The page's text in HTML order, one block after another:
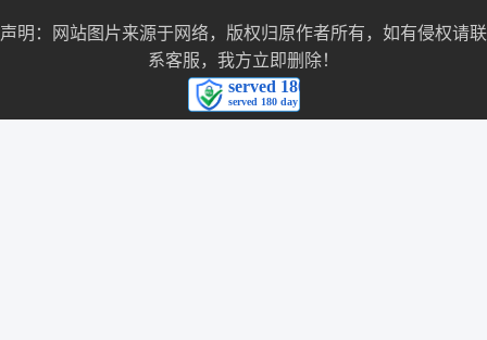
声明：网站图片来源于网络，版权归原作者所有，如有侵权请联
系客服，我方立即删除！